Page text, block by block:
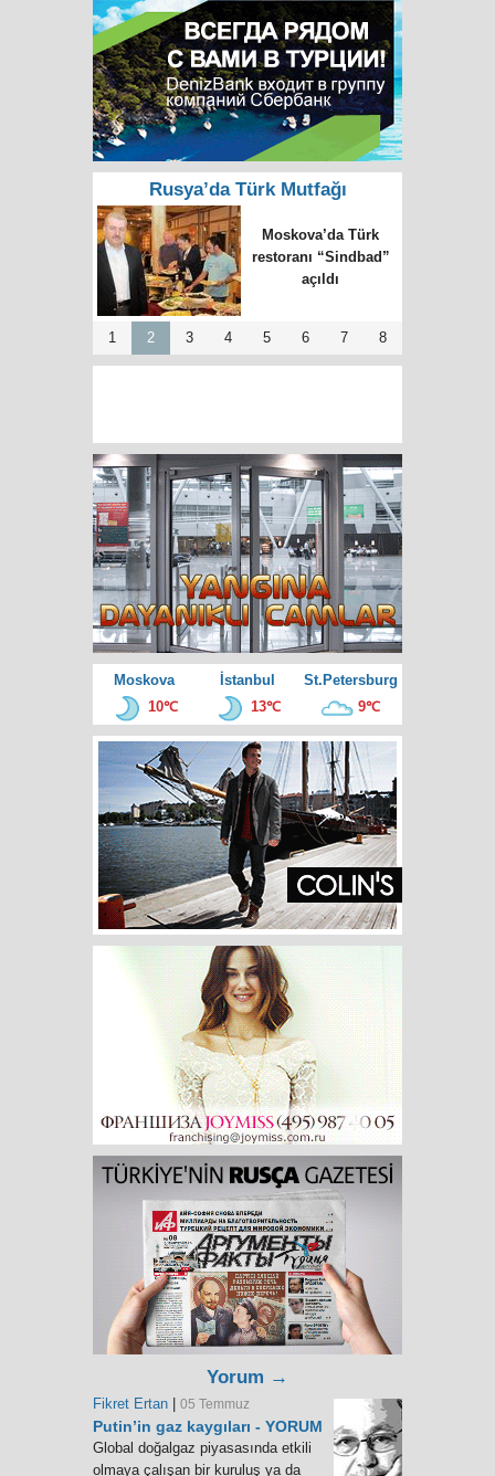
Rusya’da Türk Mutfağı
Antepli “Gurme” Türk
mutfağını Rusya’ya
taşıdı
1 2 3 4 5 6 7 8
Moskova İstanbul
St.Petersburg
10℃
13℃ 9℃
Yorum →
Fikret Ertan 05 Temmuz
Putin’in gaz kaygıları - YORUM
Global doğalgaz piyasasında etkili
olmaya çalışan bir kuruluş ya da